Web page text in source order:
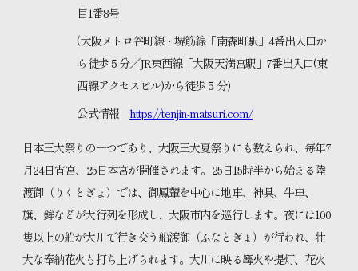
目1番8号
(大阪メトロ谷町線・堺筋線「南森町駅」4番出入口か
ら徒歩５分／JR東西線「大阪天満宮駅」7番出入口(東
西線アクセスビル)から徒歩５分)
公式情報 https://tenjin-matsuri.com/
日本三大祭りの一つであり、大阪三大夏祭りにも数えられ、毎年7
月24日宵宮、25日本宮が開催されます。25日15時半から始まる陸
渡御（りくとぎょ）では、御鳳輦を中心に地車、神具、牛車、
旗、鉾などが大行列を形成し、大阪市内を巡行します。夜には100
隻以上の船が大川で行き交う船渡御（ふなとぎょ）が行われ、壮
大な奉納花火も打ち上げられます。大川に映る篝火や提灯、花火